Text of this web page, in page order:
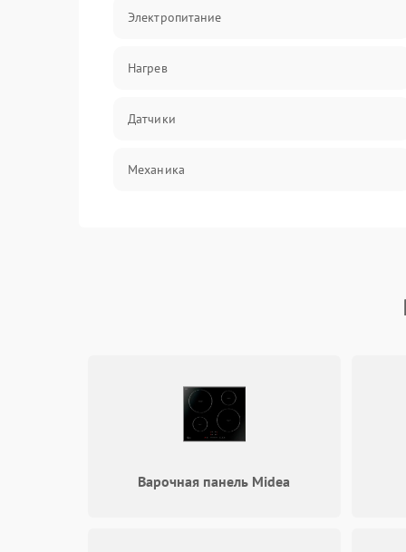
Электропитание
Нагрев
Датчики
Механика
Варочная панель Midea